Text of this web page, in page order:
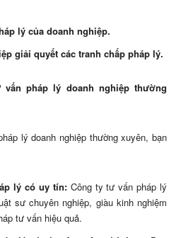
lý của doanh nghiệp.
giải quyết các tranh chấp pháp lý.
pháp lý doanh nghiệp thường
lý doanh nghiệp thường xuyên, bạn
lý có uy tín:Công ty tư vấn pháp lý
sư chuyên nghiệp, giàu kinh nghiệm
tư vấn hiệu quả.